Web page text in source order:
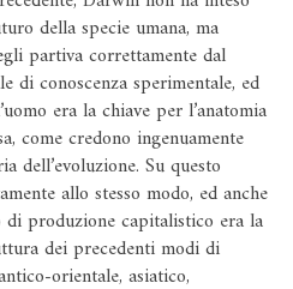
della specie umana, ma
partiva correttamente dal
di conoscenza sperimentale, ed
era la chiave per l’anatomia
come credono ingenuamente
dell’evoluzione. Su questo
allo stesso modo, ed anche
produzione capitalistico era la
dei precedenti modi di
orientale, asiatico,